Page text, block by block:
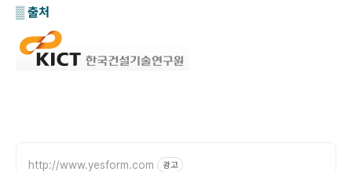
▒ 출처
http://www.yesform.com 광고